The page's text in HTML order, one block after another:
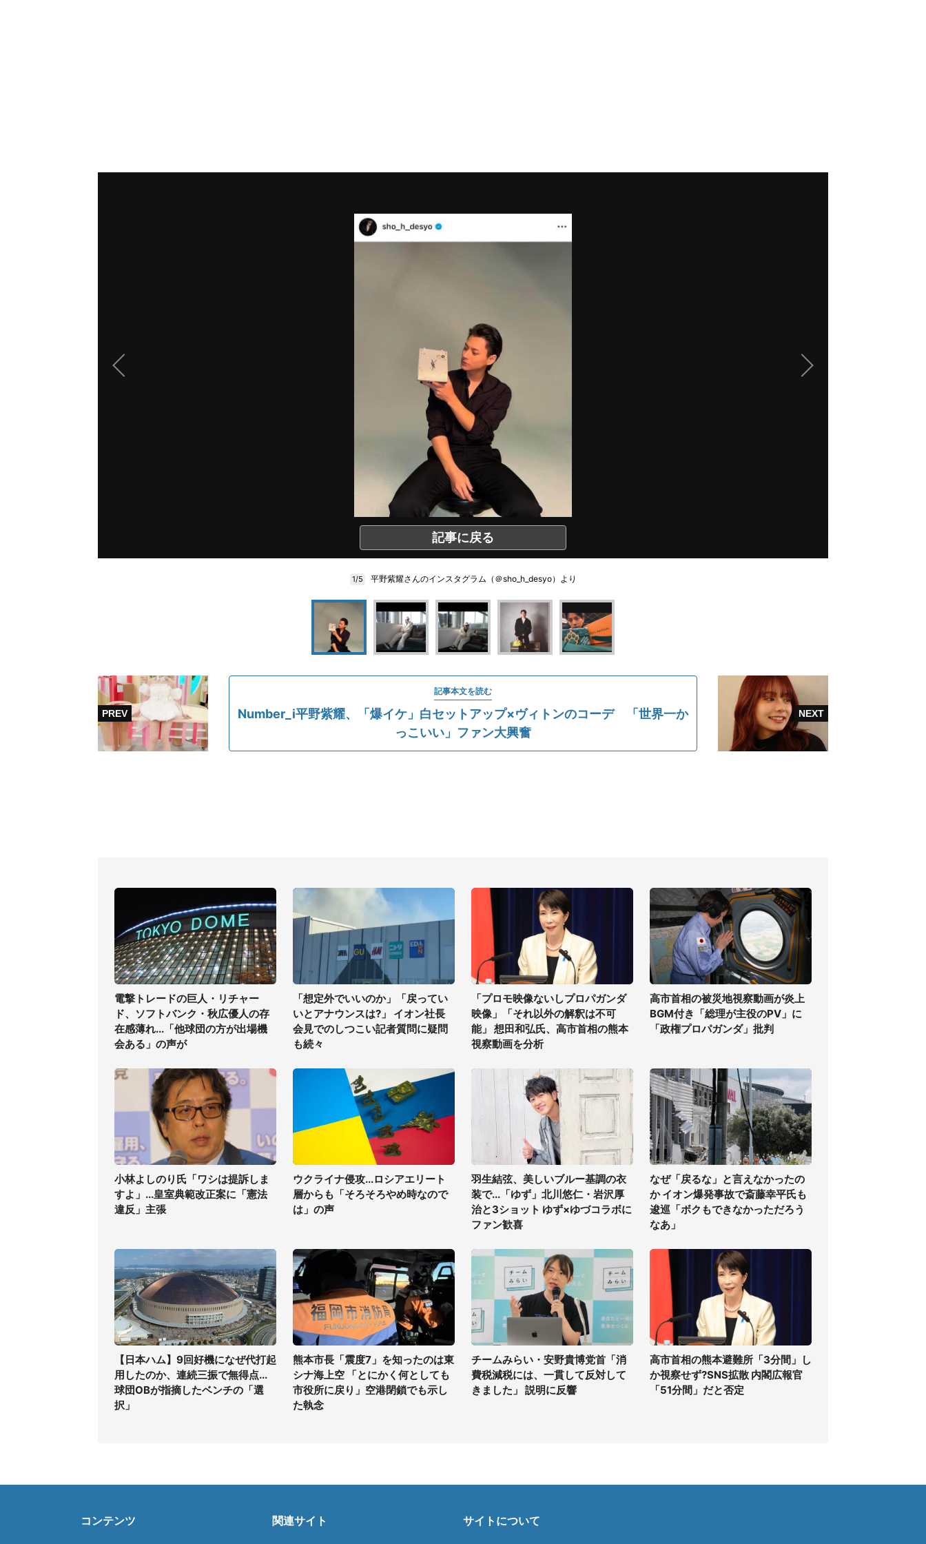
記事に戻る
1/5 平野紫耀さんのインスタグラム（＠sho_h_desyo）より
記事本文を読む
Number_i平野紫耀、「爆イケ」白セットアップ×ヴィトンのコーデ 「世界一か
っこいい」ファン大興奮
電撃トレードの巨人・リチャー
ド、ソフトバンク・秋広優人の存
在感薄れ...「他球団の方が出場機
会ある」の声が
「想定外でいいのか」「戻ってい
いとアナウンスは?」 イオン社長
会見でのしつこい記者質問に疑問
も続々
「プロモ映像ないしプロパガンダ
映像」「それ以外の解釈は不可
能」 想田和弘氏、高市首相の熊本
視察動画を分析
高市首相の被災地視察動画が炎上
BGM付き「総理が主役のPV」に
「政権プロパガンダ」批判
小林よしのり氏「ワシは提訴しま
すよ」...皇室典範改正案に「憲法
違反」主張
ウクライナ侵攻...ロシアエリート
層からも「そろそろやめ時なので
は」の声
羽生結弦、美しいブルー基調の衣
装で...「ゆず」北川悠仁・岩沢厚
治と3ショット ゆず×ゆづコラボに
ファン歓喜
なぜ「戻るな」と言えなかったの
か イオン爆発事故で斎藤幸平氏も
逡巡「ボクもできなかっただろう
なあ」
【日本ハム】9回好機になぜ代打起
用したのか、連続三振で無得点...
球団OBが指摘したベンチの「選
択」
熊本市長「震度7」を知ったのは東
シナ海上空 「とにかく何としても
市役所に戻り」空港閉鎖でも示し
た執念
チームみらい・安野貴博党首「消
費税減税には、一貫して反対して
きました」 説明に反響
高市首相の熊本避難所「3分間」し
か視察せず?SNS拡散 内閣広報官
「51分間」だと否定
コンテンツ 関連サイト サイトについて